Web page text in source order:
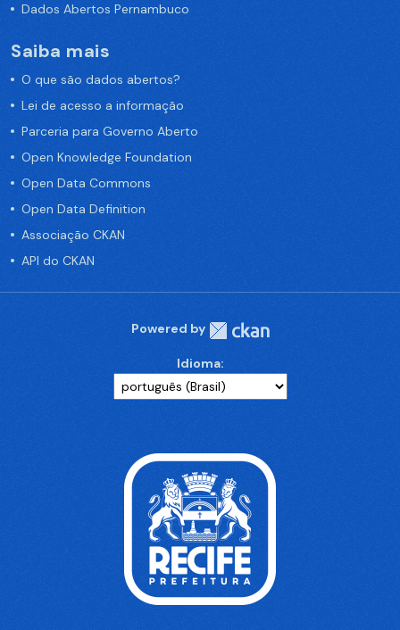
Dados Abertos Pernambuco
Saiba mais
O que são dados abertos?
Lei de acesso a informação
Parceria para Governo Aberto
Open Knowledge Foundation
Open Data Commons
Open Data Definition
Associação CKAN
API do CKAN
Powered by
Idioma